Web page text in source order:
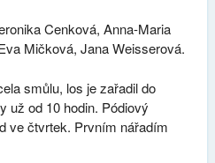
Cenková, Anna-Maria
Mičková, Jana Weisserová.
smůlu, los je zařadil do
už od 10 hodin. Pódiový
ve čtvrtek. Prvním nářadím